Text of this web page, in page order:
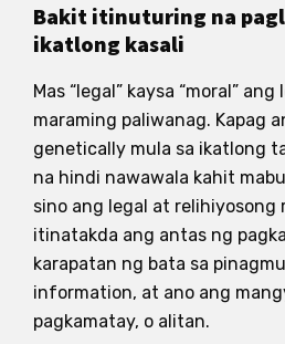
Bakit itinuturing na
ikatlong kasali
Mas “legal” kaysa “moral”
maraming paliwanag. Kapag
genetically mula sa ikatlong
na hindi nawawala kahit
sino ang legal at relihiyosong
itinatakda ang antas ng
karapatan ng bata sa
information, at ano ang
pagkamatay, o alitan.